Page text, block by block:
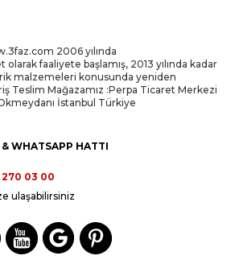
2006 yılında
faaliyete başlamış, 2013 yılında kadar
malzemeleri konusunda yeniden
Teslim Mağazamız :Perpa Ticaret Merkezi
İstanbul Türkiye
& WHATSAPP HATTI
270 03 00
ulaşabilirsiniz